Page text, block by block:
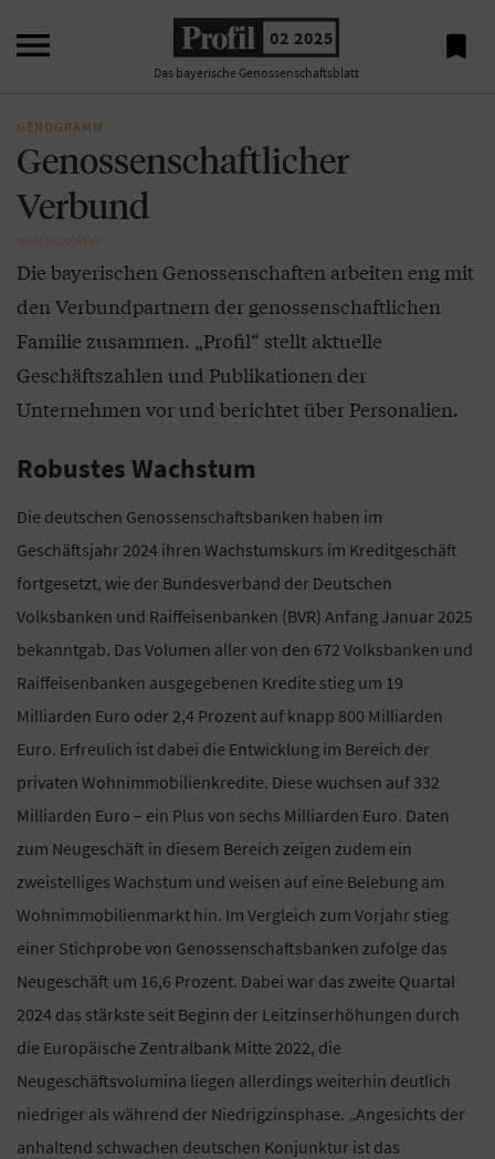
 02 2025
Das bayerische Genossenschaftsblatt

GENOGRAMM
Genossenschaftlicher
Verbund
Die bayerischen Genossenschaften arbeiten eng mit
den Verbundpartnern der genossenschaftlichen
Familie zusammen. „Profil“ stellt aktuelle
Geschäftszahlen und Publikationen der
Unternehmen vor und berichtet über Personalien.
Robustes Wachstum
Die deutschen Genossenschaftsbanken haben im
Geschäftsjahr 2024 ihren Wachstumskurs im Kreditgeschäft
fortgesetzt, wie der Bundesverband der Deutschen
Volksbanken und Raiffeisenbanken (BVR) Anfang Januar 2025
bekanntgab. Das Volumen aller von den 672 Volksbanken und
Raiffeisenbanken ausgegebenen Kredite stieg um 19
Milliarden Euro oder 2,4 Prozent auf knapp 800 Milliarden
Euro. Erfreulich ist dabei die Entwicklung im Bereich der
privaten Wohnimmobilienkredite. Diese wuchsen auf 332
Milliarden Euro – ein Plus von sechs Milliarden Euro. Daten
zum Neugeschäft in diesem Bereich zeigen zudem ein
zweistelliges Wachstum und weisen auf eine Belebung am
Wohnimmobilienmarkt hin. Im Vergleich zum Vorjahr stieg
einer Stichprobe von Genossenschaftsbanken zufolge das
Neugeschäft um 16,6 Prozent. Dabei war das zweite Quartal
2024 das stärkste seit Beginn der Leitzinserhöhungen durch
die Europäische Zentralbank Mitte 2022, die
Neugeschäftsvolumina liegen allerdings weiterhin deutlich
niedriger als während der Niedrigzinsphase. „Angesichts der
anhaltend schwachen deutschen Konjunktur ist das